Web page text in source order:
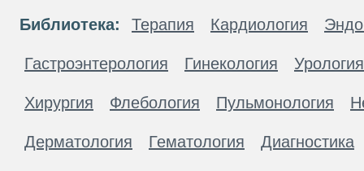
Библиотека: Терапия Кардиология
Гастроэнтерология Гинекология Урология
Хирургия Флебология Пульмонология
Дерматология Гематология Диагностика